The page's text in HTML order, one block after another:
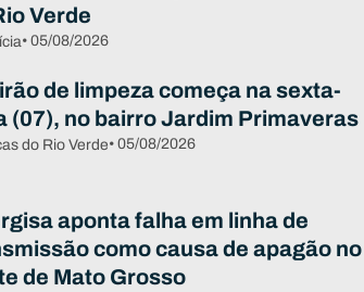
Verde
• 05/08/2026
de limpeza começa na sexta-
(07), no bairro Jardim Primaveras
do Rio Verde• 05/08/2026
aponta falha em linha de
como causa de apagão no
de Mato Grosso